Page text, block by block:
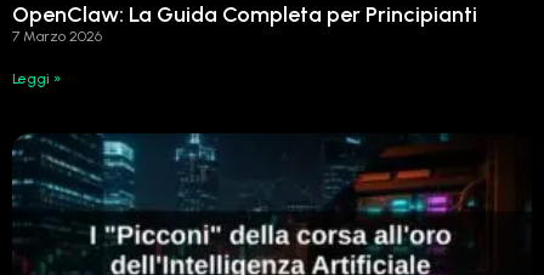
OpenClaw: La Guida Completa per Principianti
7 Marzo 2026
Leggi »